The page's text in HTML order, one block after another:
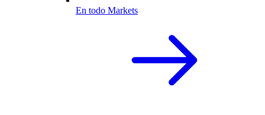
En todo Markets